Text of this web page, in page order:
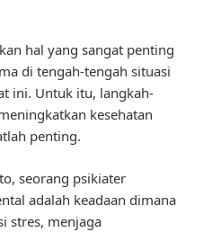
hal yang sangat penting
di tengah-tengah situasi
ini. Untuk itu, langkah-
kesehatan
penting.
seorang psikiater
adalah keadaan dimana
stres, menjaga